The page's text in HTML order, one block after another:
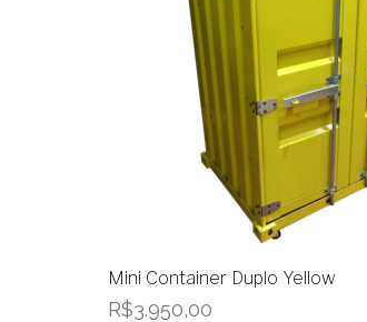
Mini Container Duplo Yellow
R$3.950,00